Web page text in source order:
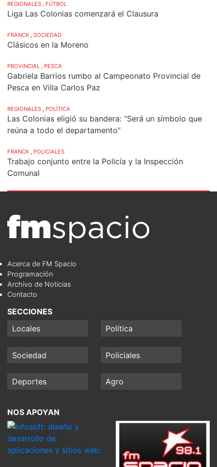
REGIONALES , FÚTBOL
Liga Las Colonias comenzará el Clausura
FRANCK , SOCIEDAD
Clásicos en la Moreno
PROVINCIAL , PESCA
Gabriela Barrios rumbo al Campeonato Provincial de
Pesca en Villa Carlos Paz
REGIONALES , POLÍTICA
Las Colonias eligió su bandera: “Será un símbolo que
reúna a todo el departamento”
FRANCK , POLICIALES
Trabajo conjunto entre la Policía y la Inspección
Comunal
Acerca de FM Spacio
Programación
Archivo de Noticias
Contacto
SECCIONES
Locales
Política
Sociedad Policiales
Deportes Agro
NOS APOYAN